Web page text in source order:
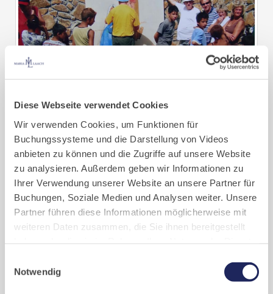
Diese Webseite verwendet Cookies
Wir verwenden Cookies, um Funktionen für
Buchungssysteme und die Darstellung von Videos
anbieten zu können und die Zugriffe auf unsere Website
zu analysieren. Außerdem geben wir Informationen zu
Ihrer Verwendung unserer Website an unsere Partner für
Buchungen, Soziale Medien und Analysen weiter. Unsere
Partner führen diese Informationen möglicherweise mit
weiteren Daten zusammen, die Sie ihnen bereitgestellt
challenges.cloudflare.com: Wir verwenden das online
Buchungssystem MEWS in unserem Hotel und unserem
Notwendig
„Aus den Bedürftigen sind Menschen geworden, die mit
großem persönlichen Einsatz anderen helfen.“
(Br. Lukas)
Unterstützung für Menschen in